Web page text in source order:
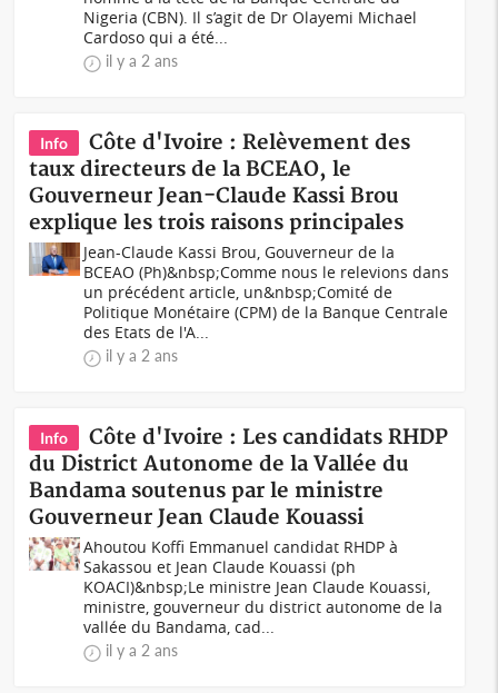
Nigeria (CBN). Il s’agit de Dr Olayemi Michael
Cardoso qui a été...
il y a 2 ans
Info
Côte d'Ivoire : Relèvement des
taux directeurs de la BCEAO, le
Gouverneur Jean-Claude Kassi Brou
explique les trois raisons principales
Jean-Claude Kassi Brou, Gouverneur de la
BCEAO (Ph)&nbsp;Comme nous le relevions dans
un précédent article, un&nbsp;Comité de
Politique Monétaire (CPM) de la Banque Centrale
des Etats de l'A...
il y a 2 ans
Info
Côte d'Ivoire : Les candidats RHDP
du District Autonome de la Vallée du
Bandama soutenus par le ministre
Gouverneur Jean Claude Kouassi
Ahoutou Koffi Emmanuel candidat RHDP à
Sakassou et Jean Claude Kouassi (ph
KOACI)&nbsp;Le ministre Jean Claude Kouassi,
ministre, gouverneur du district autonome de la
vallée du Bandama, cad...
il y a 2 ans